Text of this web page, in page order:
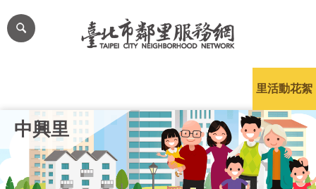
跳到主要內容區塊
網
站
中興里
里活動花絮